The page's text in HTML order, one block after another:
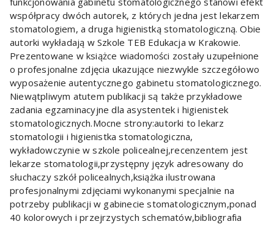
współpracy dwóch autorek, z których jedna jest lekarzem
stomatologiem, a druga higienistką stomatologiczną. Obie
autorki wykładają w Szkole TEB Edukacja w Krakowie.
Prezentowane w książce wiadomości zostały uzupełnione
o profesjonalne zdjęcia ukazujące niezwykle szczegółowo
wyposażenie autentycznego gabinetu stomatologicznego.
Niewątpliwym atutem publikacji są także przykładowe
zadania egzaminacyjne dla asystentek i higienistek
stomatologicznych.Mocne strony:autorki to lekarz
stomatologii i higienistka stomatologiczna,
wykładowczynie w szkole policealnej,recenzentem jest
lekarze stomatologii,przystępny język adresowany do
słuchaczy szkół policealnych,książka ilustrowana
profesjonalnymi zdjęciami wykonanymi specjalnie na
potrzeby publikacji w gabinecie stomatologicznym,ponad
40 kolorowych i przejrzystych schematów,bibliografia